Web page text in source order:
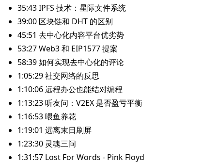
35:43IPFS 技术：星际文件系统
39:00 区块链和 DHT 的区别
45:51 去中心化内容平台优劣势
53:27Web3 和 EIP1577 提案
58:39如何实现去中心化的评论
1:05:29社交网络的反思
1:10:06远程办公也能结对编程
1:13:23听友问：V2EX 是否盈亏平衡
1:16:53喂鱼养花
1:19:01 远离末日刷屏
1:23:30 灵魂三问
1:31:57 Lost For Words - Pink Floyd